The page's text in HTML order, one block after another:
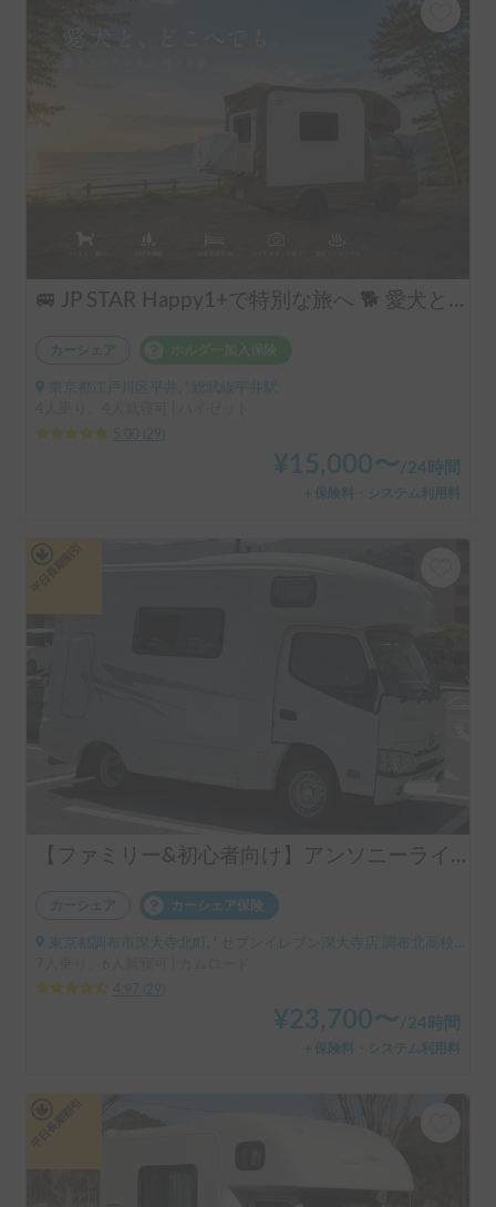
🚐 JP STAR Happy1+で特別な旅へ 🐕 愛犬と一緒に、夫婦旅・ソロキャン・音楽フェスを楽しもう♪
カーシェア
東京都江戸川区平井, ' 総武線平井駅
5.00
29
¥ 15,000〜 /24時間
＋保険料・システム利用料
【ファミリー&初心者向け】アンソニーライト
カーシェア カーシェア保険
東京都調布市深大寺北町, ' セブンイレブン深大寺店 調布北高校前（小田急バス）
4.97
29
¥23,700〜 /24時間
＋保険料・システム利用料